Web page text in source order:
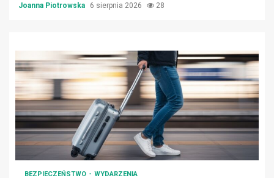
Joanna Piotrowska 6 sierpnia 2026 28
BEZPIECZEŃSTWO WYDARZENIA